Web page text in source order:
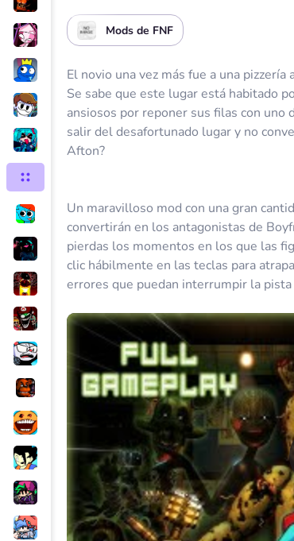
Mods de FNF
El novio una vez más fue a una
Se sabe que este lugar está habitado
ansiosos por reponer sus filas con
salir del desafortunado lugar y no
Afton?
Un maravilloso mod con una gran
convertirán en los antagonistas de
pierdas los momentos en los que las
clic hábilmente en las teclas para
errores que puedan interrumpir la pista